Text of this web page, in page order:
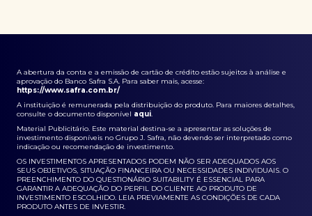
A abertura da conta e a emissão de cartão de crédito estão sujeitos à análise e
aprovação do Banco Safra S.A. Para saber mais, acesse:
https://www.safra.com.br/
A instituição é remunerada pela distribuição do produto. Para maiores detalhes,
consulte o documento disponível aqui.
Material Publicitário. Este material destina-se a apresentar as soluções de
investimento disponíveis no Grupo J. Safra, não devendo ser interpretado como
indicação ou recomendação de investimento.
OS INVESTIMENTOS APRESENTADOS PODEM NÃO SER ADEQUADOS AOS
SEUS OBJETIVOS, SITUAÇÃO FINANCEIRA OU NECESSIDADES INDIVIDUAIS. O
PREENCHIMENTO DO QUESTIONÁRIO SUITABILITY É ESSENCIAL PARA
GARANTIR A ADEQUAÇÃO DO PERFIL DO CLIENTE AO PRODUTO DE
INVESTIMENTO ESCOLHIDO. LEIA PREVIAMENTE AS CONDIÇÕES DE CADA
PRODUTO ANTES DE INVESTIR.